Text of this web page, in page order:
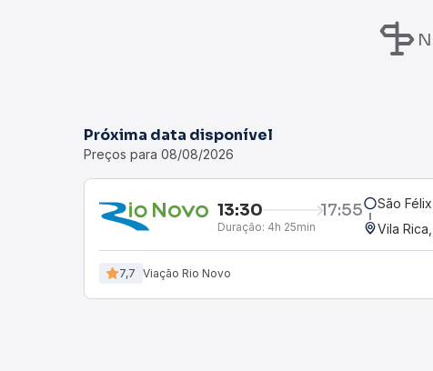
Próxima data disponível
Preços para 08/08/2026
13:30 17:55
Duração: 4h 25min
São
Vila
7,7 Viação Rio Novo